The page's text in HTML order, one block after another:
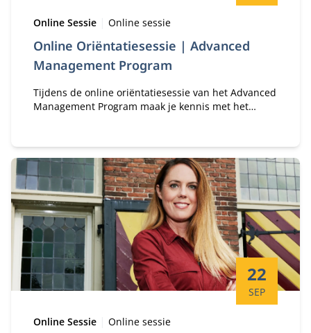
Online Oriëntatiesessie | Advanced
Management Program
Type:
Online Sessie Locatie:
Online sessie
Tijdens de online oriëntatiesessie van het Advanced
Management Program maak je kennis met het
gelegenheid je vragen te stellen over de inhoud en
opzet van het programma.
Startdatum:
22
SEP
Type:
Online Sessie Locatie:
Online sessie